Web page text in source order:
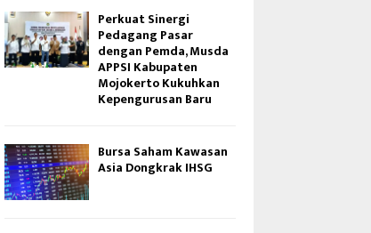
Perkuat Sinergi
Pedagang Pasar
dengan Pemda, Musda
APPSI Kabupaten
Mojokerto Kukuhkan
Kepengurusan Baru
Bursa Saham Kawasan
Asia Dongkrak IHSG